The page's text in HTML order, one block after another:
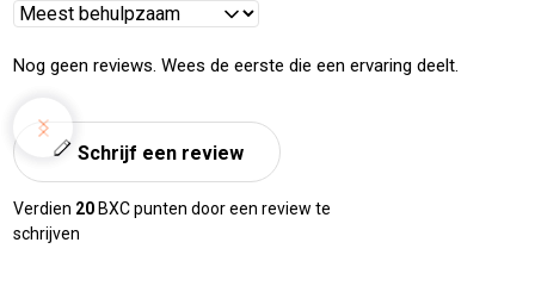
Reviews
Nog geen reviews. Wees de eerste die een ervaring deelt.
Schrijf een review
Verdien 20 BXC punten door een review te
schrijven